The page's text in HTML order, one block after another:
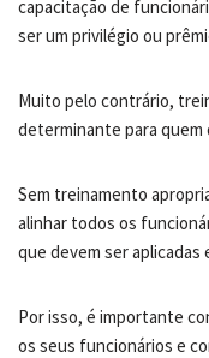
capacitação de
ser um privilégio ou
Muito pelo contrário,
determinante para quem
Sem treinamento
alinhar todos os
que devem ser aplicadas
Por isso, é importante
os seus funcionários e